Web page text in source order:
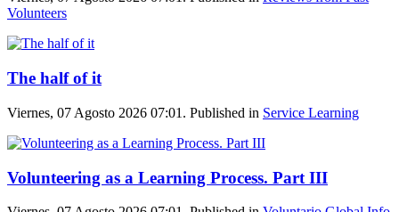
Volunteers
The half of it
Viernes, 07 Agosto 2026 07:01. Published in Service Learning
Volunteering as a Learning Process. Part III